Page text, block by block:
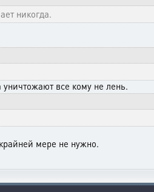
никогда.
уничтожают все кому не лень.
мере не нужно.